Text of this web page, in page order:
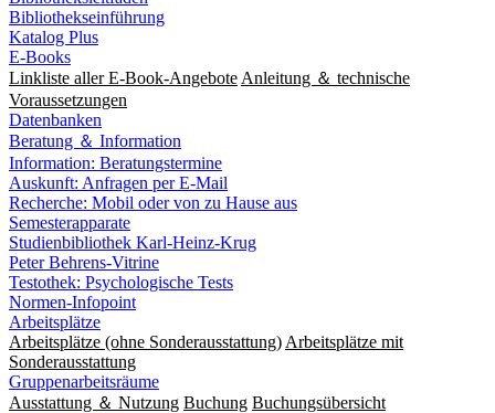
Bibliothekseinführung
Katalog Plus
E-Books
Linkliste aller E-Book-Angebote Anleitung ＆ technische
Voraussetzungen
Datenbanken
Beratung ＆ Information
Information: Beratungstermine
Auskunft: Anfragen per E-Mail
Recherche: Mobil oder von zu Hause aus
Semesterapparate
Studienbibliothek Karl-Heinz-Krug
Peter Behrens-Vitrine
Testothek: Psychologische Tests
Normen-Infopoint
Arbeitsplätze
Arbeitsplätze (ohne Sonderausstattung) Arbeitsplätze mit
Sonderausstattung
Gruppenarbeitsräume
Ausstattung ＆ Nutzung Buchung Buchungsübersicht